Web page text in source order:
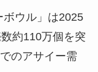
ウル」は2025
約110万個を突
のアサイー需